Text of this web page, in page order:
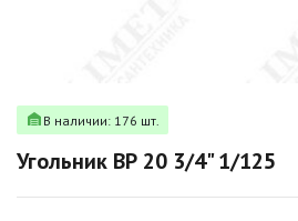
В наличии: 176 шт.
Угольник ВР 20 3/4" 1/125